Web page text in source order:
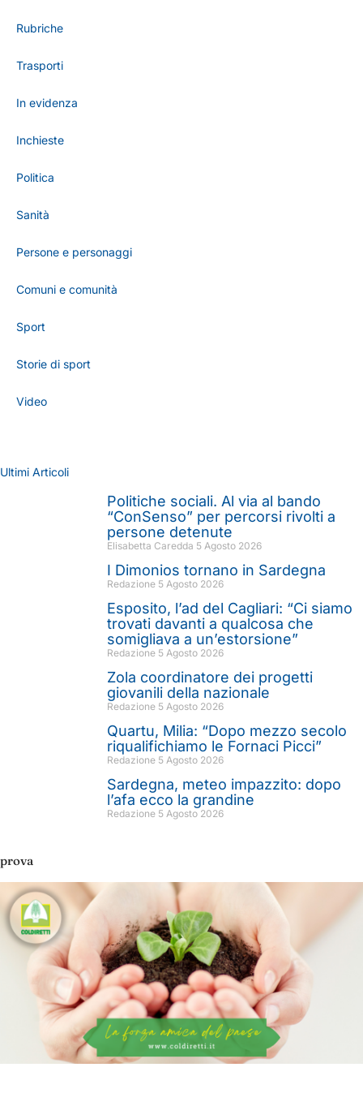
Rubriche
Trasporti
In evidenza
Inchieste
Politica
Sanità
Persone e personaggi
Comuni e comunità
Sport
Storie di sport
Video
Ultimi Articoli
Politiche sociali. Al via al bando
“ConSenso” per percorsi rivolti a
persone detenute
Elisabetta Caredda 5 Agosto 2026
I Dimonios tornano in Sardegna
Redazione 5 Agosto 2026
Esposito, l’ad del Cagliari: “Ci siamo
trovati davanti a qualcosa che
somigliava a un’estorsione”
Redazione 5 Agosto 2026
Zola coordinatore dei progetti
giovanili della nazionale
Redazione 5 Agosto 2026
Quartu, Milia: “Dopo mezzo secolo
riqualifichiamo le Fornaci Picci”
Redazione 5 Agosto 2026
Sardegna, meteo impazzito: dopo
l’afa ecco la grandine
Redazione 5 Agosto 2026
prova